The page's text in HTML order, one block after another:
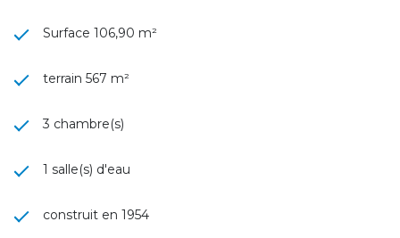
Surface 106,90 m²
terrain 567 m²
3 chambre(s)
1 salle(s) d'eau
construit en 1954